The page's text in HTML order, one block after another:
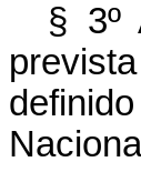
§ 3º